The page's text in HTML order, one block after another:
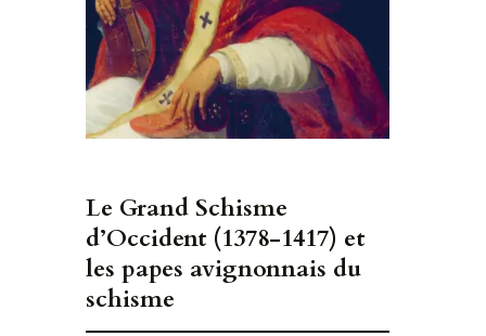
Le Grand Schisme
d’Occident (1378-1417) et
les papes avignonnais du
schisme